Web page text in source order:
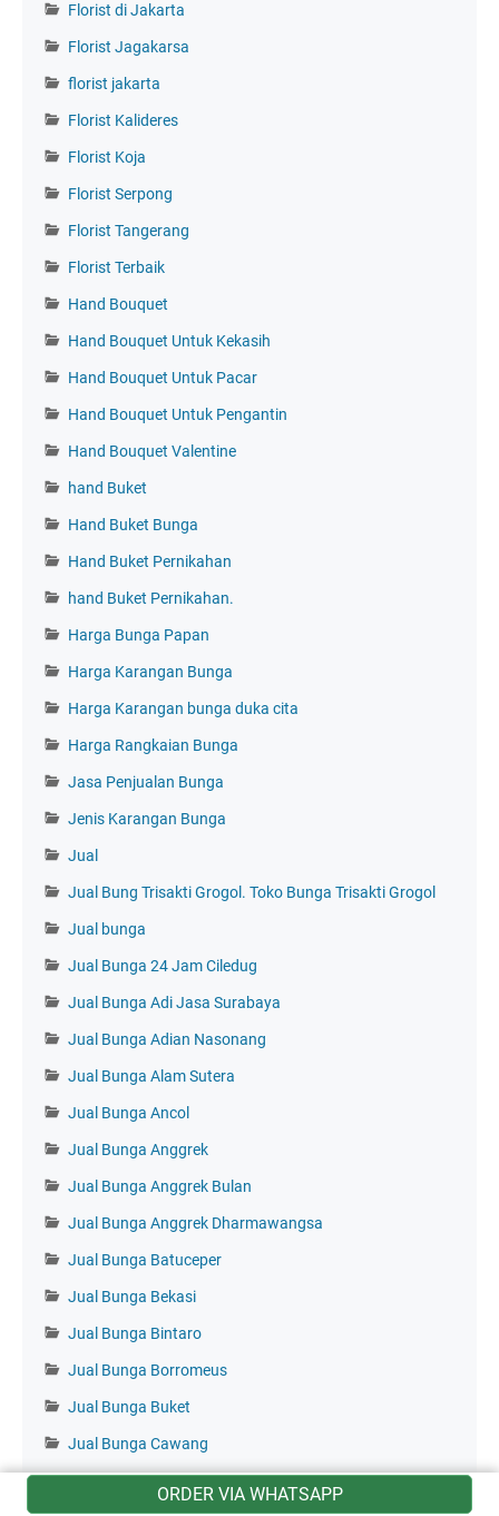
ORDER VIA WHATSAPP
Florist di Jakarta
Florist Jagakarsa
florist jakarta
Florist Kalideres
Florist Koja
Florist Serpong
Florist Tangerang
Florist Terbaik
Hand Bouquet
Hand Bouquet Untuk Kekasih
Hand Bouquet Untuk Pacar
Hand Bouquet Untuk Pengantin
Hand Bouquet Valentine
hand Buket
Hand Buket Bunga
Hand Buket Pernikahan
hand Buket Pernikahan.
Harga Bunga Papan
Harga Karangan Bunga
Harga Karangan bunga duka cita
Harga Rangkaian Bunga
Jasa Penjualan Bunga
Jenis Karangan Bunga
Jual
Jual Bung Trisakti Grogol. Toko Bunga Trisakti Grogol
Jual bunga
Jual Bunga 24 Jam Ciledug
Jual Bunga Adi Jasa Surabaya
Jual Bunga Adian Nasonang
Jual Bunga Alam Sutera
Jual Bunga Ancol
Jual Bunga Anggrek
Jual Bunga Anggrek Bulan
Jual Bunga Anggrek Dharmawangsa
Jual Bunga Batuceper
Jual Bunga Bekasi
Jual Bunga Bintaro
Jual Bunga Borromeus
Jual Bunga Buket
Jual Bunga Cawang
Jual Bunga Ciganjur